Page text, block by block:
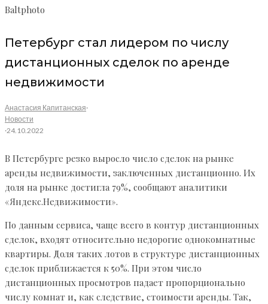
Baltphoto
Петербург стал лидером по числу
дистанционных сделок по аренде
недвижимости
Анастасия Капитанская·
Новости
·24.10.2022
В Петербурге резко выросло число сделок на рынке
аренды недвижимости, заключенных дистанционно. Их
доля на рынке достигла 79%, сообщают аналитики
«Яндекс.Недвижимости».
По данным сервиса, чаще всего в контур дистанционных
сделок, входят относительно недорогие однокомнатные
квартиры. Доля таких лотов в структуре дистанционных
сделок приближается к 50%. При этом число
дистанционных просмотров падает пропорционально
числу комнат и, как следствие, стоимости аренды. Так,